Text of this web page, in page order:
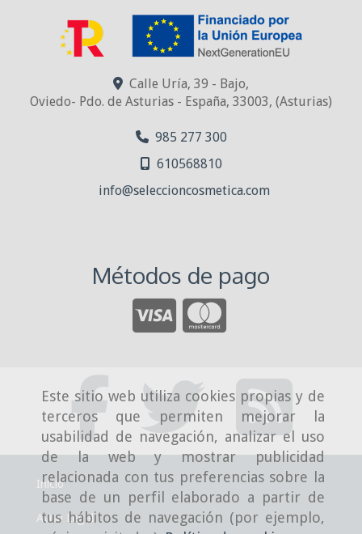
Este sitio web utiliza cookies propias y de
terceros que permiten mejorar la
usabilidad de navegación, analizar el uso
de la web y mostrar publicidad
relacionada con tus preferencias sobre la
base de un perfil elaborado a partir de
tus hábitos de navegación (por ejemplo,
Calle Uría, 39 - Bajo,
Oviedo- Pdo. de Asturias - España, 33003, (Asturias)
985 277 300
610568810
info
seleccioncosmetica.com
Métodos de pago
Inicio
Aviso Legal